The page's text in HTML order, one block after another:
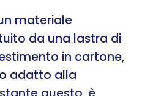
materiale
da una lastra di
in cartone,
adatto alla